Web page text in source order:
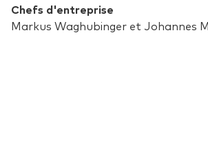
Chefs d'entreprise
Markus Waghubinger et Johannes